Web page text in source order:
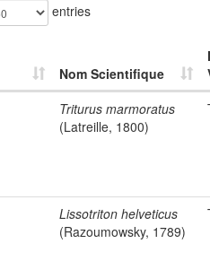
entries
Nom Scientifique
Triturus marmoratus
(Latreille, 1800)
Lissotriton helveticus
(Razoumowsky, 1789)